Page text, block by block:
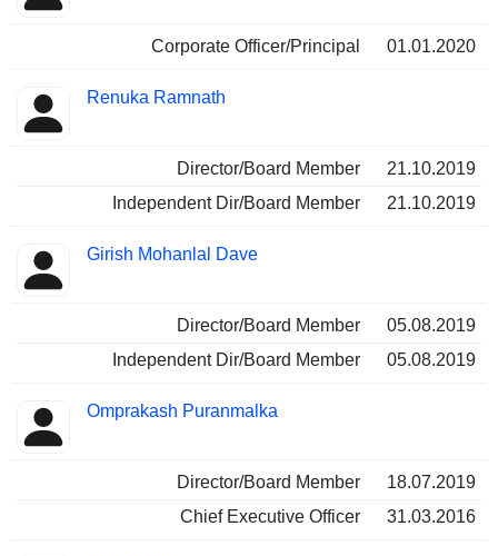
Corporate Officer/Principal 01.01.2020
Renuka Ramnath
Director/Board Member
21.10.2019
Independent Dir/Board Member
21.10.2019
Girish Mohanlal Dave
Director/Board Member
05.08.2019
Independent Dir/Board Member
05.08.2019
Omprakash Puranmalka
Director/Board Member
18.07.2019
Chief Executive Officer
31.03.2016